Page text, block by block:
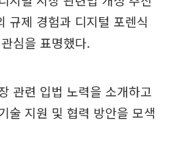
규제 경험과 디지털 포렌식
심을 표명했다.
관련 입법 노력을 소개하고
술 지원 및 협력 방안을 모색